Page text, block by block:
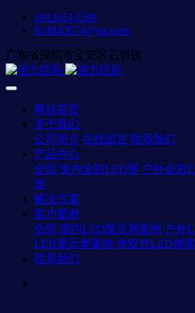
18126513569
814842674@qq.com
广东省深圳市宝安区石岩镇
网站首页
关于我们
公司简介 在线留言 联系我们
产品中心
全部 室内全彩LED屏 户外全彩
屏
解决方案
客户案例
全部 室内LED显示屏案例 户外
LED显示屏案例 单双色LED屏
联系我们